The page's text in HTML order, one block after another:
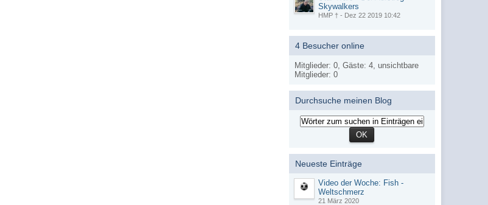
Skywalkers
HMP † - Dez 22 2019 10:42
4 Besucher online
Mitglieder: 0, Gäste: 4, unsichtbare
Mitglieder: 0
Durchsuche meinen Blog
Neueste Einträge
Video der Woche: Fish -
Weltschmerz
21 März 2020